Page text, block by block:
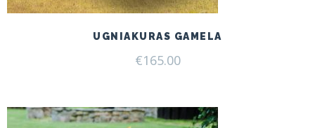
UGNIAKURAS GAMELA
€165.00